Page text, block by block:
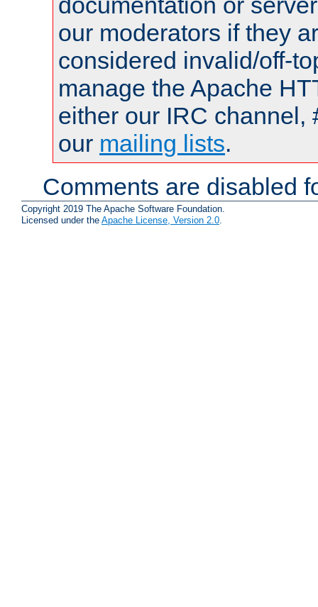
our moderators if they
considered invalid/off-
manage the Apache
either our IRC channel,
our mailing lists.
Comments are disabled
Copyright 2019 The Apache Software Foundation.
Licensed under the Apache License, Version 2.0